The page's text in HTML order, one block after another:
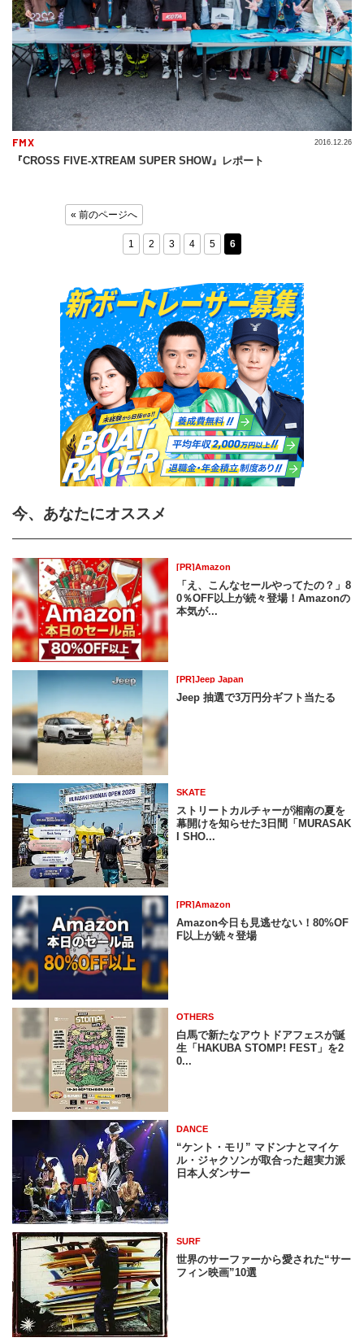
FMX
『CROSS FIVE-XTREAM SUPER SHOW』レポート
2016.12.26
« 前のページへ
1 2 3 4 5 6
今、あなたにオススメ
[PR]Amazon
「え、こんなセールやってたの？」8
0％OFF以上が続々登場！Amazonの
本気が...
[PR]Jeep Japan
Jeep 抽選で3万円分ギフト当たる
SKATE
ストリートカルチャーが湘南の夏を
幕開けを知らせた3日間「MURASAK
I SHO...
[PR]Amazon
Amazon今日も見逃せない！80%OF
F以上が続々登場
OTHERS
白馬で新たなアウトドアフェスが誕
生「HAKUBA STOMP! FEST」を2
0...
DANCE
“ケント・モリ” マドンナとマイケ
ル・ジャクソンが取合った超実力派
日本人ダンサー
SURF
世界のサーファーから愛された“サー
フィン映画”10選